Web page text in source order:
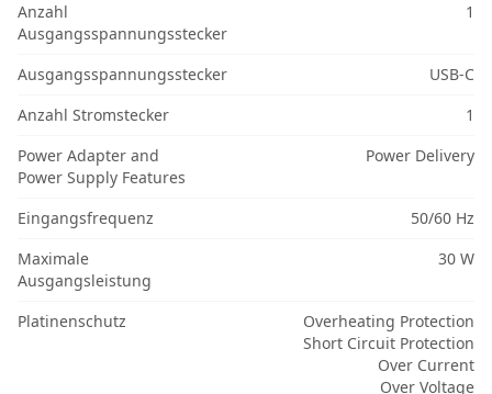
Anzahl
Ausgangsspannungsstecker
1
Ausgangsspannungsstecker
USB-C
Anzahl Stromstecker
1
Power Adapter and
Power Supply Features
Power Delivery
Eingangsfrequenz
50/60 Hz
Maximale
Ausgangsleistung
30 W
Platinenschutz
Overheating Protection
Short Circuit Protection
Over Current
Over Voltage